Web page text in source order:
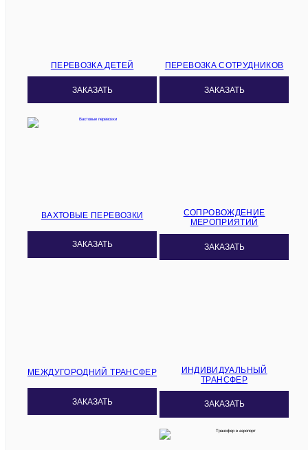
ПЕРЕВОЗКА ДЕТЕЙ
ЗАКАЗАТЬ
ПЕРЕВОЗКА СОТРУДНИКОВ
ЗАКАЗАТЬ
ВАХТОВЫЕ ПЕРЕВОЗКИ
ЗАКАЗАТЬ
СОПРОВОЖДЕНИЕ
МЕРОПРИЯТИЙ
ЗАКАЗАТЬ
МЕЖДУГОРОДНИЙ ТРАНСФЕР
ЗАКАЗАТЬ
ИНДИВИДУАЛЬНЫЙ
ТРАНСФЕР
ЗАКАЗАТЬ